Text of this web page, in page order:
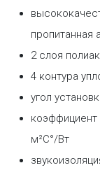
пропитанная
2 слоя
4 контура
угол
коэффициент
м²С°/Вт